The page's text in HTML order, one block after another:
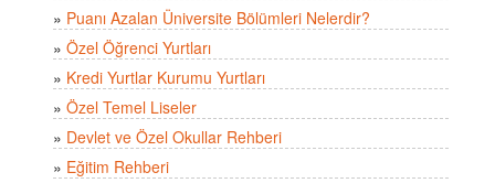
» Puanı Azalan Üniversite Bölümleri Nelerdir?
» Özel Öğrenci Yurtları
» Kredi Yurtlar Kurumu Yurtları
» Özel Temel Liseler
» Devlet ve Özel Okullar Rehberi
» Eğitim Rehberi